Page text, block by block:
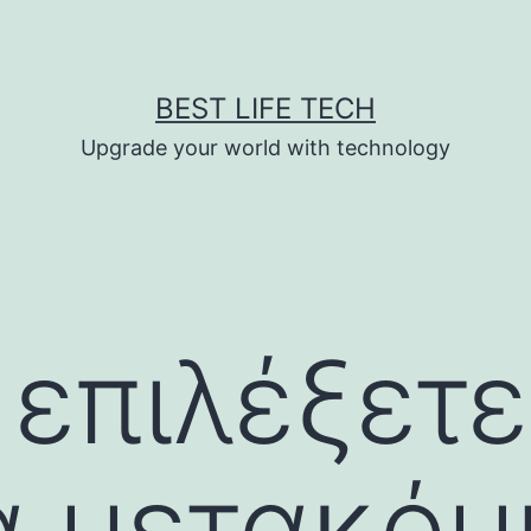
BEST LIFE TECH
Upgrade your world with technology